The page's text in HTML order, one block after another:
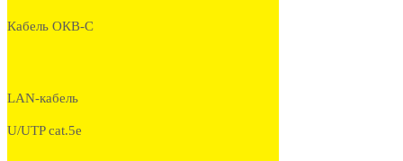
Кабель ОКВ-С
LAN-кабель
U/UTP cat.5e